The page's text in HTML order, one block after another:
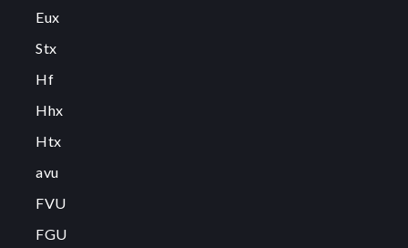
Eux
Stx
Hf
Hhx
Htx
avu
FVU
FGU